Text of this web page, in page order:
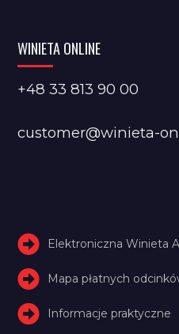
WINIETA ONLINE
+48 33 813 90 00
customer@winieta-
Elektroniczna Winieta
Mapa płatnych
Informacje praktyczne